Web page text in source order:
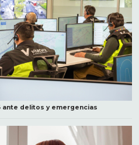
ante delitos y emergencias